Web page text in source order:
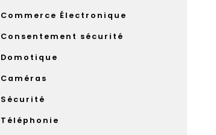
Commerce Électronique
Consentement sécurité
Domotique
Caméras
Sécurité
Téléphonie